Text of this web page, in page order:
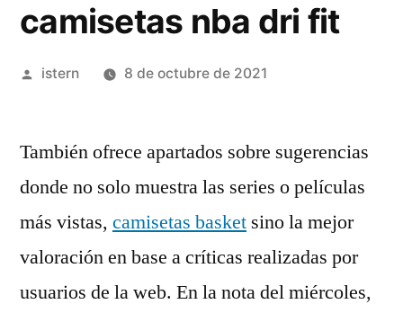
camisetas nba dri fit
Publicado
istern 8 de octubre de 2021
También ofrece apartados sobre sugerencias
donde no solo muestra las series o películas
más vistas, camisetas basket sino la mejor
valoración en base a críticas realizadas por
usuarios de la web. En la nota del miércoles,